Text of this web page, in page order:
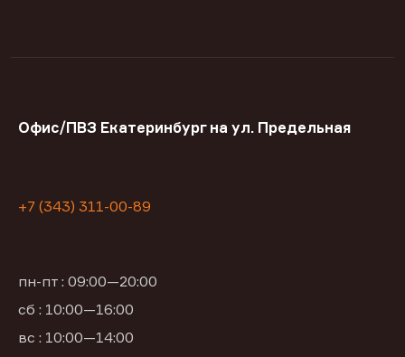
Офис/ПВЗ Екатеринбург на ул. Предельная
+7 (343) 311-00-89
пн-пт : 09:00—20:00
сб : 10:00—16:00
вс : 10:00—14:00